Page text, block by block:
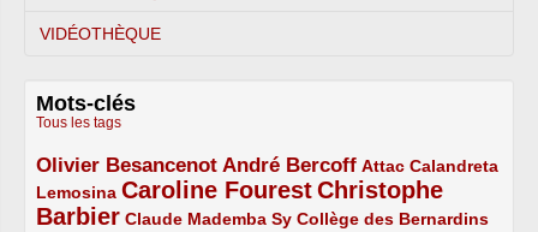
VIDÉOTHÈQUE
Mots-clés
Tous les tags
Olivier Besancenot
3/5 André Bercoff
3/5 Attac
2/5
Calandreta
Lemosina
2/5 Caroline Fourest
4/5
Christophe
Barbier
4/5 Claude Mademba Sy
2/5 Collège des Bernardins
2/5